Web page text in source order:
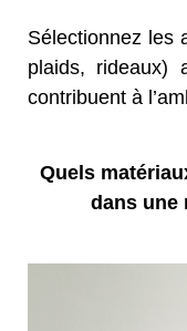
Sélectionnez les
plaids, rideaux)
contribuent à
Quels
dans une